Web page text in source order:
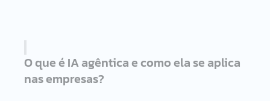
O que é IA agêntica e como ela se aplica
nas empresas?